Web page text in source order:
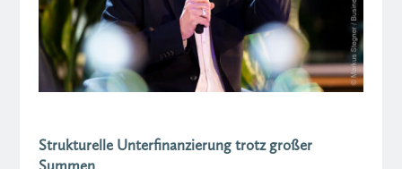
Strukturelle Unterfinanzierung trotz großer